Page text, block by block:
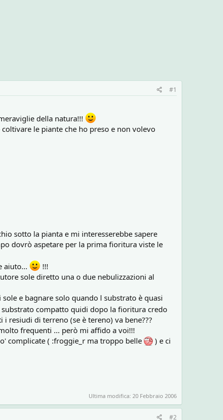
#1
della natura!!!
le piante che ho preso e non volevo
sotto la pianta e mi interesserebbe sapere
dovrò aspetare per la prima fioritura viste le
aiuto...
!!!
sole diretto una o due nebulizzazioni al
e bagnare solo quando l substrato è quasi
compatto quidi dopo la fioritura credo
resiudi di terreno (se è tereno) va bene???
frequenti ... però mi affido a voi!!!
complicate ( :froggie_r ma troppo belle
) e ci
Ultima modifica: 20 Febbraio 2006
#2